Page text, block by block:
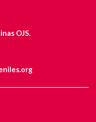
OJS.